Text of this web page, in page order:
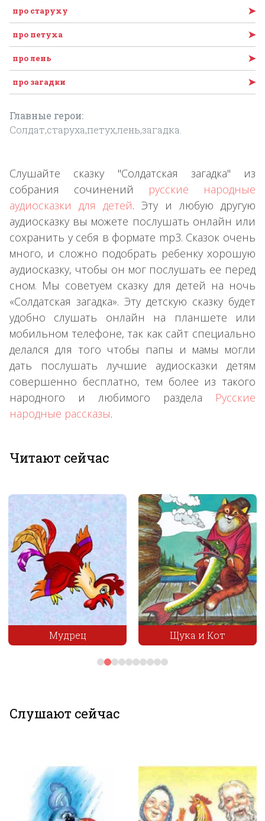
про старуху ➤
про петуха ➤
про лень ➤
про загадки ➤
Главные герои:
Солдат,старуха,петух,лень,загадка.
Слушайте сказку "Солдатская загадка" из
собрания сочинений русские народные
аудиосказки для детей. Эту и любую другую
аудиосказку вы можете послушать онлайн или
сохранить у себя в формате mp3. Сказок очень
много, и сложно подобрать ребенку хорошую
аудиосказку, чтобы он мог послушать ее перед
сном. Мы советуем сказку для детей на ночь
«Солдатская загадка». Эту детскую сказку будет
удобно слушать онлайн на планшете или
мобильном телефоне, так как сайт специально
делался для того чтобы папы и мамы могли
дать послушать лучшие аудиосказки детям
совершенно бесплатно, тем более из такого
народного и любимого раздела Русские
народные рассказы.
Читают сейчас
Щука и Кот
Приключение с
Слушают сейчас